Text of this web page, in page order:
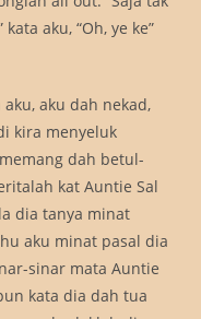
aku, “Oh, ye ke”
aku dah nekad,
kira menyeluk
dah betul-
kat Auntie Sal
dia tanya minat
aku minat pasal dia
sinar mata Auntie
kata dia dah tua